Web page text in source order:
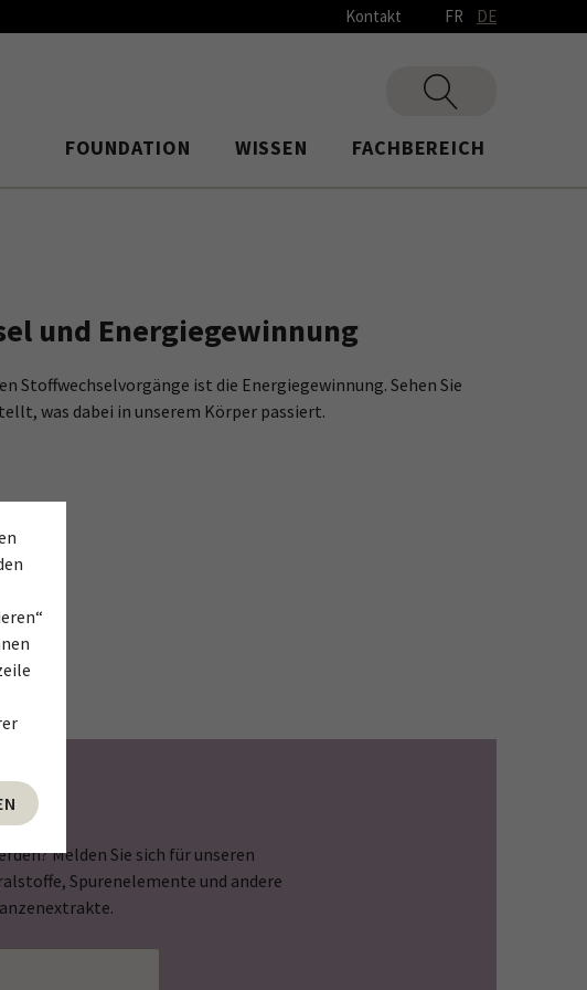
Kontakt FR DE
FOUNDATION WISSEN FACHBEREICH
und Energiegewinnung
Stoffwechselvorgänge ist die Energiegewinnung. Sehen Sie
was dabei in unserem Körper passiert.
Melden Sie sich für unseren
Spurenelemente und andere